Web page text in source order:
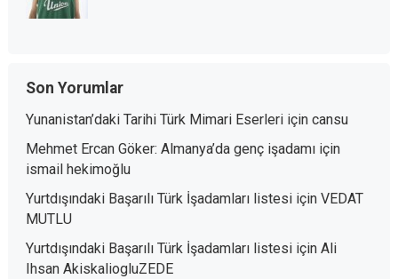
Son Yorumlar
Yunanistan’daki Tarihi Türk Mimari Eserleriiçin cansu
Mehmet Ercan Göker: Almanya’da genç işadamıiçin
ismail hekimoğlu
Yurtdışındaki Başarılı Türk İşadamları listesiiçin VEDAT
MUTLU
Yurtdışındaki Başarılı Türk İşadamları listesiiçin Ali
Ihsan AkiskaliogluZEDE